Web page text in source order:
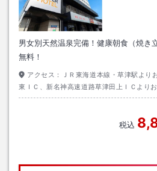
男女別天然温泉完備！健康朝食（焼き
無料！
アクセス：
ＪＲ東海道本線・草津駅より
東ＩＣ、新名神高速道路草津田上ＩＣよりお
税込